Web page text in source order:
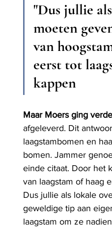
"Dus jullie
moeten
van
eerst tot
kappen
Maar Moers ging
afgeleverd. Dit
laagstambomen en
bomen. Jammer
einde citaat. Door het
van laagstam of haag
Dus jullie als lokale
geweldige tip aan
laagstam om ze